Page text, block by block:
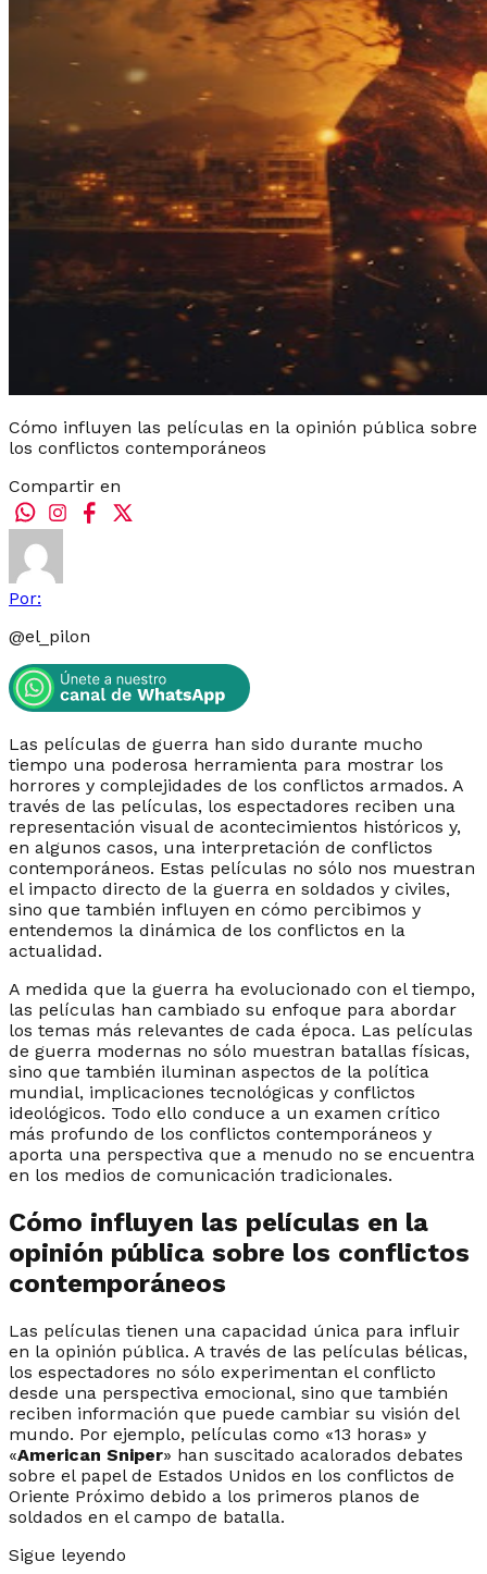
Cómo influyen las películas en la opinión pública sobre
los conflictos contemporáneos
Compartir en
Por:
@el_pilon
Las películas de guerra han sido durante mucho
tiempo una poderosa herramienta para mostrar los
horrores y complejidades de los conflictos armados. A
través de las películas, los espectadores reciben una
representación visual de acontecimientos históricos y,
en algunos casos, una interpretación de conflictos
contemporáneos. Estas películas no sólo nos muestran
el impacto directo de la guerra en soldados y civiles,
sino que también influyen en cómo percibimos y
entendemos la dinámica de los conflictos en la
actualidad.
A medida que la guerra ha evolucionado con el tiempo,
las películas han cambiado su enfoque para abordar
los temas más relevantes de cada época. Las películas
de guerra modernas no sólo muestran batallas físicas,
sino que también iluminan aspectos de la política
mundial, implicaciones tecnológicas y conflictos
ideológicos. Todo ello conduce a un examen crítico
más profundo de los conflictos contemporáneos y
aporta una perspectiva que a menudo no se encuentra
en los medios de comunicación tradicionales.
Cómo influyen las películas en la
opinión pública sobre los conflictos
contemporáneos
Las películas tienen una capacidad única para influir
en la opinión pública. A través de las películas bélicas,
los espectadores no sólo experimentan el conflicto
desde una perspectiva emocional, sino que también
reciben información que puede cambiar su visión del
mundo. Por ejemplo, películas como «13 horas» y
«American Sniper» han suscitado acalorados debates
sobre el papel de Estados Unidos en los conflictos de
Oriente Próximo debido a los primeros planos de
soldados en el campo de batalla.
Sigue leyendo